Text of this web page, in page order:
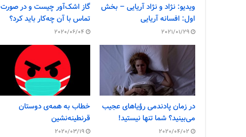
ویدیو: نژاد و نژاد آریایی – بخش
اول: افسانه آریایی
2021/01/29
گاز اشک‌آور چیست و در صورت
تماس با آن چه‌کار باید کرد؟
2020/06/04
در زمان پادندمی رؤیاهای عجیب
می‌بینید؟ شما تنها نیستید!
2020/04/02
خطاب به همه‌ی دوستان
قرنطینه‌نشین
2020/03/19